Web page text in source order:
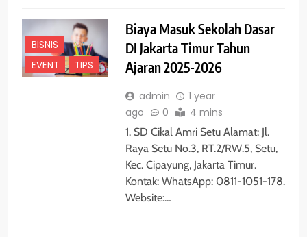
BISNIS
EVENT
TIPS
Biaya Masuk Sekolah Dasar
DI Jakarta Timur Tahun
Ajaran 2025-2026
admin
1 year
ago
0 4 mins
1. SD Cikal Amri Setu Alamat: Jl.
Raya Setu No.3, RT.2/RW.5, Setu,
Kec. Cipayung, Jakarta Timur.
Kontak: WhatsApp: 0811-1051-178.
Website:…